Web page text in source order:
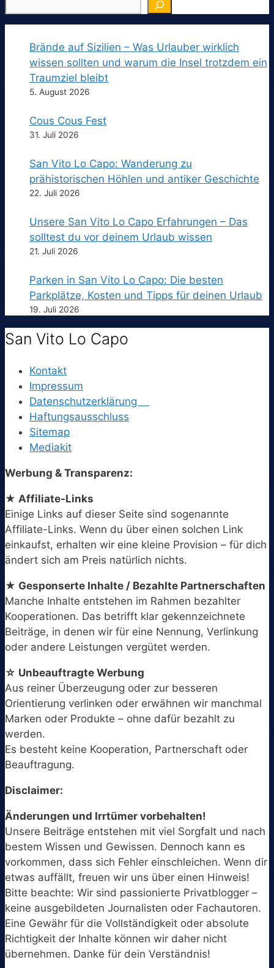
Brände auf Sizilien – Was Urlauber wirklich
wissen sollten und warum die Insel trotzdem ein
Traumziel bleibt
5. August 2026
Cous Cous Fest
31. Juli 2026
San Vito Lo Capo: Wanderung zu
prähistorischen Höhlen und antiker Geschichte
22. Juli 2026
Unsere San Vito Lo Capo Erfahrungen – Das
solltest du vor deinem Urlaub wissen
21. Juli 2026
Parken in San Vito Lo Capo: Die besten
Parkplätze, Kosten und Tipps für deinen Urlaub
19. Juli 2026
San Vito Lo Capo
Kontakt
Impressum
Datenschutzerklärung
Haftungsausschluss
Sitemap
Mediakit
Werbung & Transparenz:
★ Affiliate-Links
Einige Links auf dieser Seite sind sogenannte
Affiliate-Links. Wenn du über einen solchen Link
einkaufst, erhalten wir eine kleine Provision – für dich
ändert sich am Preis natürlich nichts.
★ Gesponserte Inhalte / Bezahlte Partnerschaften
Manche Inhalte entstehen im Rahmen bezahlter
Kooperationen. Das betrifft klar gekennzeichnete
Beiträge, in denen wir für eine Nennung, Verlinkung
oder andere Leistungen vergütet werden.
☆ Unbeauftragte Werbung
Aus reiner Überzeugung oder zur besseren
Orientierung verlinken oder erwähnen wir manchmal
Marken oder Produkte – ohne dafür bezahlt zu
werden.
Es besteht keine Kooperation, Partnerschaft oder
Beauftragung.
Disclaimer:
Änderungen und Irrtümer vorbehalten!
Unsere Beiträge entstehen mit viel Sorgfalt und nach
bestem Wissen und Gewissen. Dennoch kann es
vorkommen, dass sich Fehler einschleichen. Wenn dir
etwas auffällt, freuen wir uns über einen Hinweis!
Bitte beachte: Wir sind passionierte Privatblogger –
keine ausgebildeten Journalisten oder Fachautoren.
Eine Gewähr für die Vollständigkeit oder absolute
Richtigkeit der Inhalte können wir daher nicht
übernehmen. Danke für dein Verständnis!